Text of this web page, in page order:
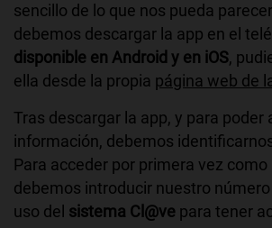
sencillo de lo que nos pueda
debemos descargar la app en el
disponible en Android y en iOS,
ella desde la propia página web de
Tras descargar la app, y para poder
información, debemos
Para acceder por primera vez como
debemos introducir nuestro
uso del sistema Cl@ve para tener